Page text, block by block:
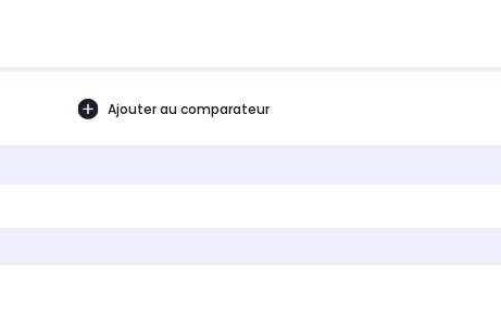
Ajouter au comparateur